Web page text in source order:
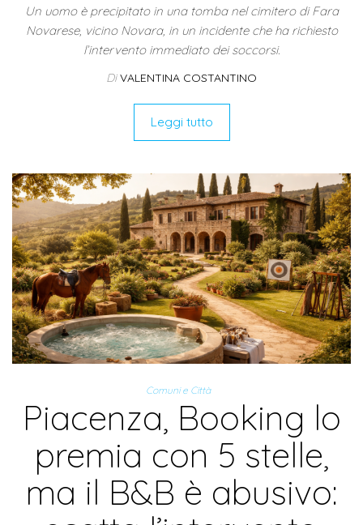
Un uomo è precipitato in una tomba nel cimitero di Fara
Novarese, vicino Novara, in un incidente che ha richiesto
l’intervento immediato dei soccorsi.
Di VALENTINA COSTANTINO
Leggi tutto
Comuni e Città
Piacenza, Booking lo
premia con 5 stelle,
ma il B&B è abusivo: